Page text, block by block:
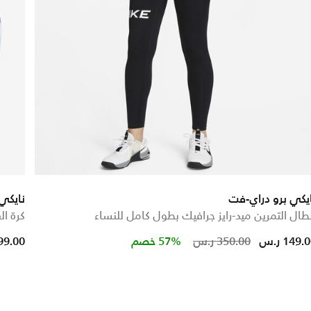
برو دراي-فت
التمرين ميد-رايز جرافيك بطول كامل للنساء
Price reduced from
350.00 ر.س
to ر.س 57% خصم
كرة